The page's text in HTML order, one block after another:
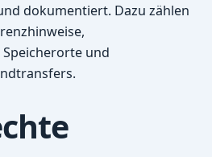
dokumentiert. Dazu zählen
und